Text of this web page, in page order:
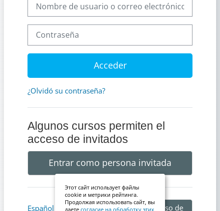
Acceder
¿Olvidó su contraseña?
Algunos cursos permiten el
acceso de invitados
Entrar como persona invitada
Español - Internacional ‎(es)‎ Aviso de
Этот сайт использует файлы
cookie и метрики рейтинга.
Продолжая использовать сайт, вы
даете согласие на обработку этих